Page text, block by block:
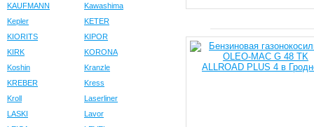
KAUFMANN
Kawashima
Kepler
KETER
KIORITS
KIPOR
KIRK
KORONA
Koshin
Kranzle
KREBER
Kress
Kroll
Laserliner
LASKI
Lavor